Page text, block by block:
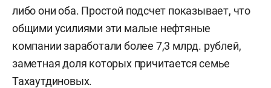
либо они оба. Простой подсчет показывает, что
общими усилиями эти малые нефтяные
компании заработали более 7,3 млрд. рублей,
заметная доля которых причитается семье
Тахаутдиновых.